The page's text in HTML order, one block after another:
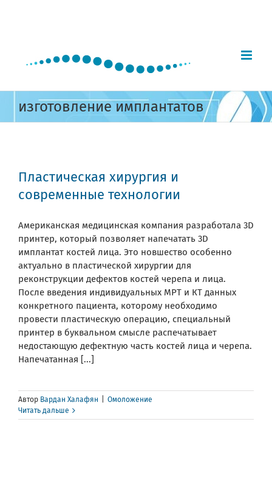
изготовление имплантатов
Пластическая хирургия и
современные технологии
Американская медицинская компания разработала 3D
принтер, который позволяет напечатать 3D
имплантат костей лица. Это новшество особенно
актуально в пластической хирургии для
реконструкции дефектов костей черепа и лица.
После введения индивидуальных МРТ и КТ данных
конкретного пациента, которому необходимо
провести пластическую операцию, специальный
принтер в буквальном смысле распечатывает
недостающую дефектную часть костей лица и черепа.
Напечатанная [...]
Автор Вардан Халафян
Омоложение
Читать дальше